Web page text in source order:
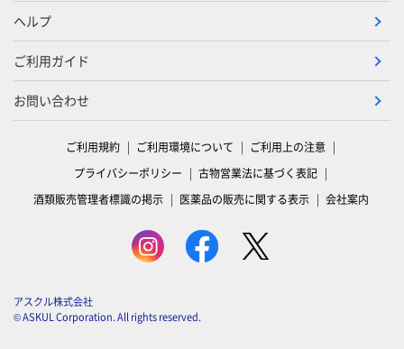
ヘルプ
ご利用ガイド
お問い合わせ
ご利用規約 ご利用環境について
ご利用上の注意
プライバシーポリシー
古物営業法に基づく表記
酒類販売管理者標識の掲示
医薬品の販売に関する表示 会社案内
アスクル株式会社
© ASKUL Corporation. All rights reserved.